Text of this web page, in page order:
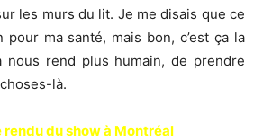
les murs du lit. Je me disais que ce
pour ma santé, mais bon, c’est ça la
nous rend plus humain, de prendre
là.
rendu du show à Montréal